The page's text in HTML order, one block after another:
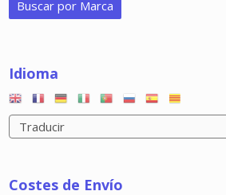
Idioma
Costes de Envío